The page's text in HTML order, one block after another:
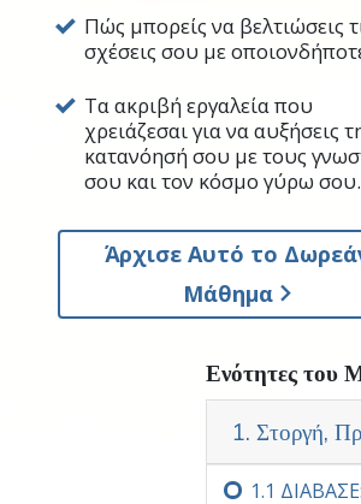
Στη Scientology έχει
μπορεί να βελτιωθεί αν
Ο Λ. Ρον Χάμπαρντ εντόπισε
σχετίζονται μεταξύ τους
μικρό ή μεγάλο.
Αυτή είναι βασική γνώση,
μέχρι τη διεύθυνση
βιομηχανία – τα πάντα.
μπορέσεις να αρχίσεις να
Καθώς θα κάνεις αυτό το
Πώς μπορείς να βελτιώσεις
σχέσεις σου με
Τα ακριβή εργαλεία που
χρειάζεσαι για να αυξήσεις
κατανόησή σου με τους
σου και τον κόσμο γύρω σου.
Άρχισε Αυτό το
Μάθημα
Ενότητες του
1. Στοργή,